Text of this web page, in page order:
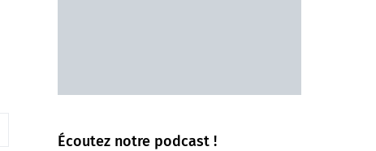
Écoutez notre podcast !